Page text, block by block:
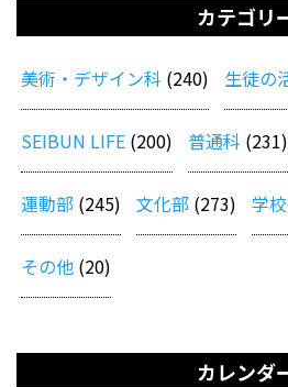
カテゴリ
美術・デザイン科 (240) 生徒の
SEIBUN LIFE (200) 普通科 (231)
運動部 (245) 文化部 (273) 学
その他 (20)
カレンダ